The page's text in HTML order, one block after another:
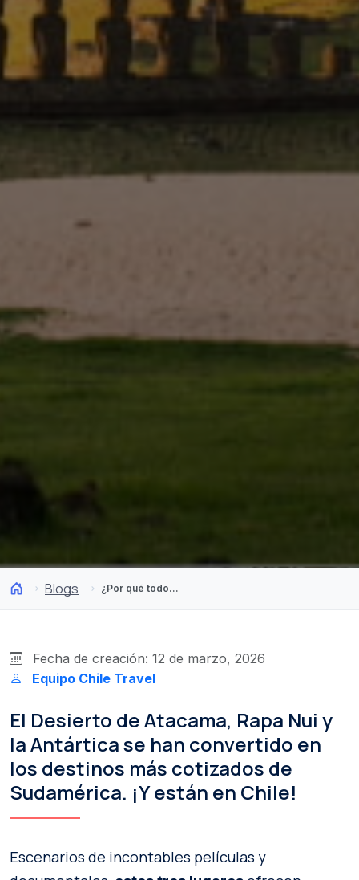
Blogs ¿Por qué todos quieren visitar estos tres lugares de Sudamérica?
Fecha de creación: 12 de marzo, 2026
Equipo Chile Travel
El Desierto de Atacama, Rapa Nui y
la Antártica se han convertido en
los destinos más cotizados de
Sudamérica. ¡Y están en Chile!
Escenarios de incontables películas y